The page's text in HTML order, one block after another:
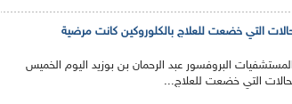
التي خضعت للعلاج بالكلوروكين كانت مرضية
البروفسور عبد الرحمان بن بوزيد اليوم الخميس
للحالات التي خضعت للعلاج...